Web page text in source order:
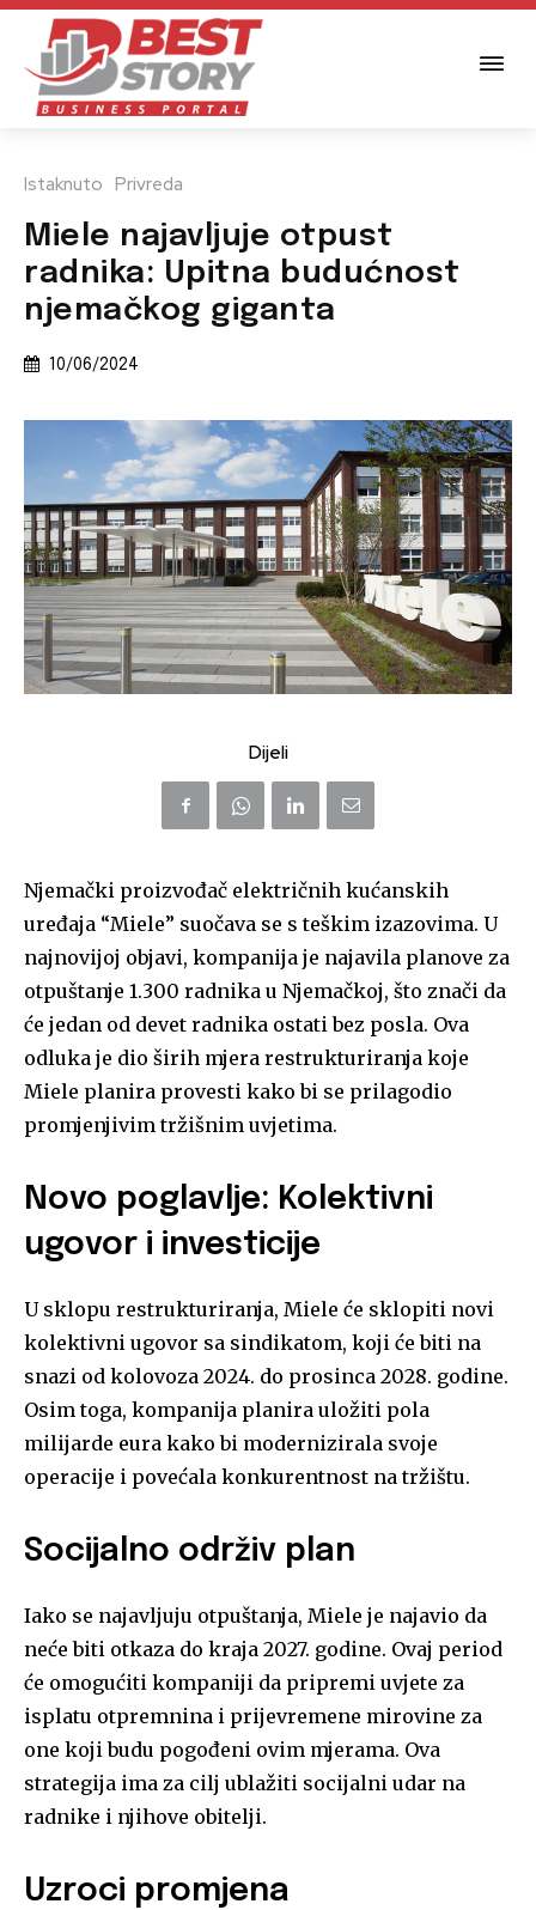
Istaknuto Privreda
Miele najavljuje otpust
radnika: Upitna budućnost
njemačkog giganta
10/06/2024
Dijeli
Njemački proizvođač električnih kućanskih
uređaja “Miele” suočava se s teškim izazovima. U
najnovijoj objavi, kompanija je najavila planove za
otpuštanje 1.300 radnika u Njemačkoj, što znači da
će jedan od devet radnika ostati bez posla. Ova
odluka je dio širih mjera restrukturiranja koje
Miele planira provesti kako bi se prilagodio
promjenjivim tržišnim uvjetima.
Novo poglavlje: Kolektivni
ugovor i investicije
U sklopu restrukturiranja, Miele će sklopiti novi
kolektivni ugovor sa sindikatom, koji će biti na
snazi od kolovoza 2024. do prosinca 2028. godine.
Osim toga, kompanija planira uložiti pola
milijarde eura kako bi modernizirala svoje
operacije i povećala konkurentnost na tržištu.
Socijalno održiv plan
Iako se najavljuju otpuštanja, Miele je najavio da
neće biti otkaza do kraja 2027. godine. Ovaj period
će omogućiti kompaniji da pripremi uvjete za
isplatu otpremnina i prijevremene mirovine za
one koji budu pogođeni ovim mjerama. Ova
strategija ima za cilj ublažiti socijalni udar na
radnike i njihove obitelji.
Uzroci promjena